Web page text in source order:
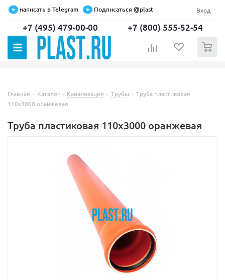
написать в Telegram Подписаться @plast Вход
+7 (495) 479-00-00 +7 (800) 555-52-54
Главная - Каталог - Канализация - Трубы - Труба пластиковая
110х3000 оранжевая
Труба пластиковая 110х3000 оранжевая